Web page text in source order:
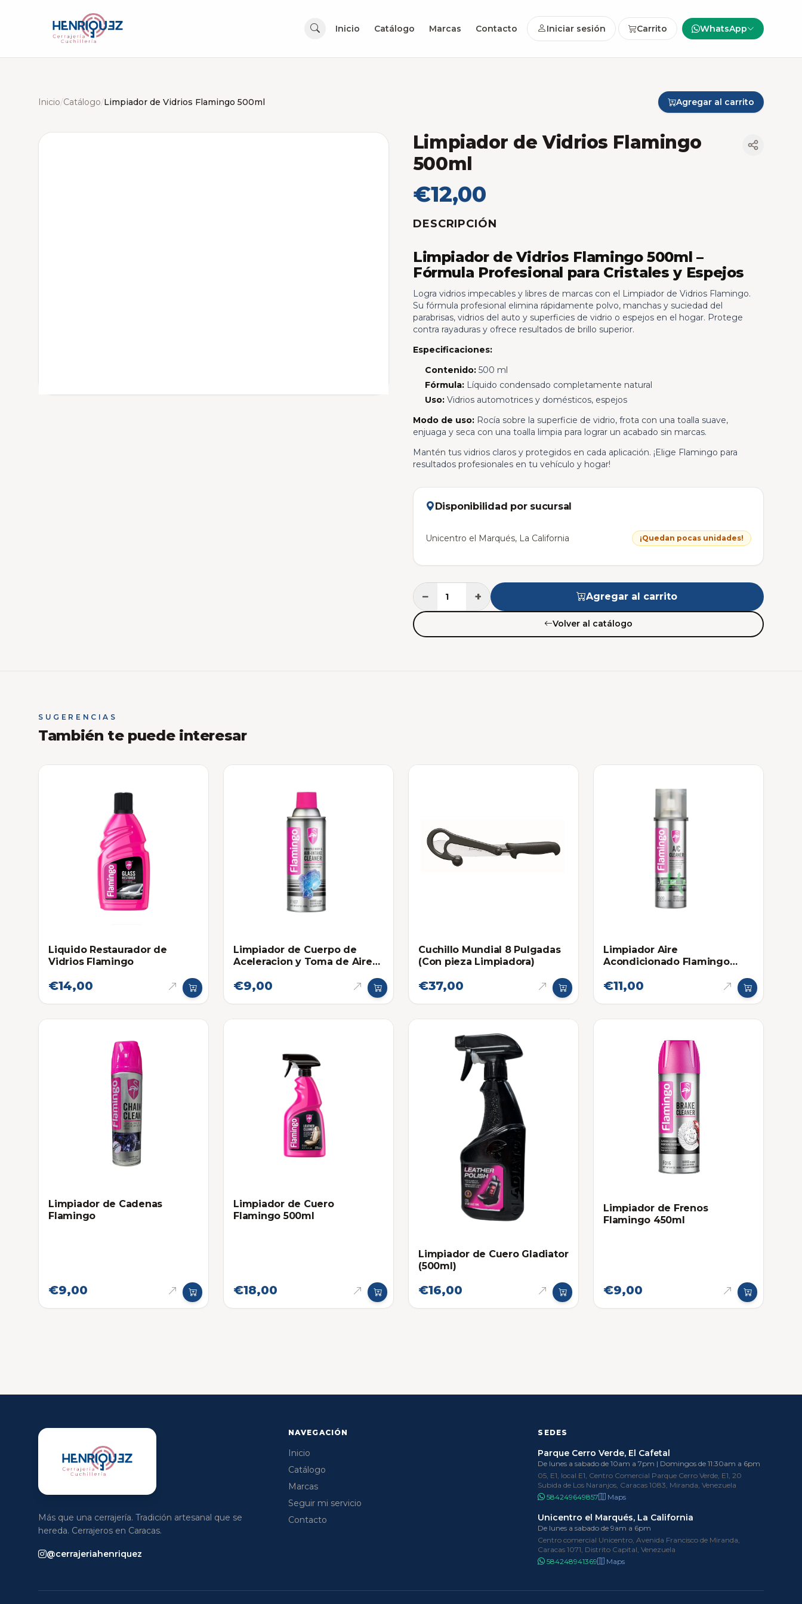
Inicio Catálogo Marcas Contacto Iniciar sesión Carrito WhatsApp
Inicio/Catálogo/Limpiador de Vidrios Flamingo 500ml Agregar al carrito
Limpiador de Vidrios Flamingo
500ml
€12,00
DESCRIPCIÓN
Limpiador de Vidrios Flamingo 500ml –
Fórmula Profesional para Cristales y Espejos
Logra vidrios impecables y libres de marcas con el Limpiador de Vidrios Flamingo.
Su fórmula profesional elimina rápidamente polvo, manchas y suciedad del
parabrisas, vidrios del auto y superficies de vidrio o espejos en el hogar. Protege
contra rayaduras y ofrece resultados de brillo superior.
Especificaciones:
Contenido:500 ml
Fórmula:Líquido condensado completamente natural
Uso:Vidrios automotrices y domésticos, espejos
Modo de uso:Rocía sobre la superficie de vidrio, frota con una toalla suave,
enjuaga y seca con una toalla limpia para lograr un acabado sin marcas.
Mantén tus vidrios claros y protegidos en cada aplicación. ¡Elige Flamingo para
resultados profesionales en tu vehículo y hogar!
Disponibilidad por sucursal
Unicentro el Marqués, La California ¡Quedan pocas unidades!
− + Agregar al carrito
Volver al catálogo
SUGERENCIAS
También te puede interesar
Liquido Restaurador de
Vidrios Flamingo
€14,00
Limpiador de Cuerpo de
Aceleracion y Toma de Aire
€9,00
Cuchillo Mundial 8 Pulgadas
(Con pieza Limpiadora)
€37,00
Limpiador Aire
Acondicionado Flamingo
€11,00
Limpiador de Cadenas
Flamingo
€9,00
Limpiador de Cuero
Flamingo 500ml
€18,00
Limpiador de Cuero Gladiator
(500ml)
€16,00
Limpiador de Frenos
Flamingo 450ml
€9,00
Más que una cerrajería. Tradición artesanal que se
hereda. Cerrajeros en Caracas.
@cerrajeriahenriquez
NAVEGACIÓN
Inicio
Catálogo
Marcas
Seguir mi servicio
Contacto
SEDES
Parque Cerro Verde, El Cafetal
De lunes a sabado de 10am a 7pm | Domingos de 11:30am a 6pm
05, E1, local E1, Centro Comercial Parque Cerro Verde, E1, 20
Subida de Los Naranjos, Caracas 1083, Miranda, Venezuela
584249649857
Maps
Unicentro el Marqués, La California
De lunes a sabado de 9am a 6pm
Centro comercial Unicentro, Avenida Francisco de Miranda,
Caracas 1071, Distrito Capital, Venezuela
584248941369
Maps